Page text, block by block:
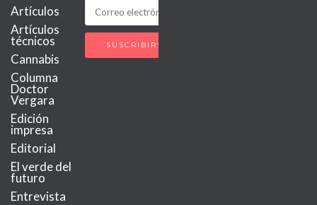
Artículos
Artículos
técnicos
Cannabis
Columna
Doctor
Vergara
Edición
impresa
Editorial
El verde del
futuro
Entrevista